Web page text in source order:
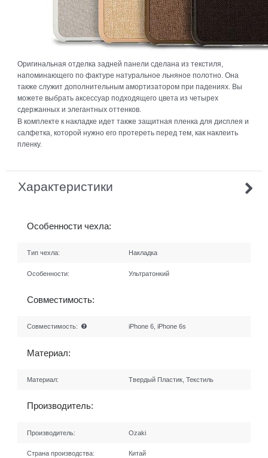
Оригинальная отделка задней панели сделана из текстиля,
напоминающего по фактуре натуральное льняное полотно. Она
также служит дополнительным амортизатором при падениях. Вы
можете выбрать аксессуар подходящего цвета из четырех
сдержанных и элегантных оттенков.
В комплекте к накладке идет также защитная пленка для дисплея и
салфетка, которой нужно его протереть перед тем, как наклеить
пленку.
Характеристики
Особенности чехла:
Тип чехла: Накладка
Особенности: Ультратонкий
Совместимость:
Совместимость: iPhone 6, iPhone 6s
Материал:
Материал: Твердый Пластик, Текстиль
Производитель:
Производитель: Ozaki
Страна производства: Китай